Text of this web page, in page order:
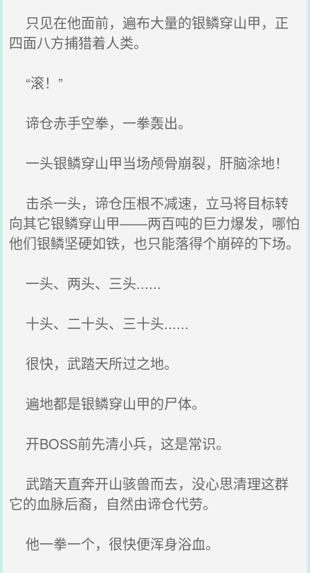
只见在他面前，遍布大量的银鳞穿山甲，正
四面八方捕猎着人类。
“滚！”
谛仓赤手空拳，一拳轰出。
一头银鳞穿山甲当场颅骨崩裂，肝脑涂地！
击杀一头，谛仓压根不减速，立马将目标转
向其它银鳞穿山甲——两百吨的巨力爆发，哪怕
他们银鳞坚硬如铁，也只能落得个崩碎的下场。
一头、两头、三头......
十头、二十头、三十头......
很快，武踏天所过之地。
遍地都是银鳞穿山甲的尸体。
开BOSS前先清小兵，这是常识。
武踏天直奔开山骇兽而去，没心思清理这群
它的血脉后裔，自然由谛仓代劳。
他一拳一个，很快便浑身浴血。